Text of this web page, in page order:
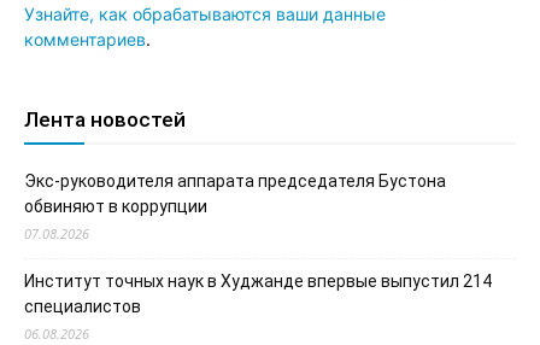
Узнайте, как обрабатываются ваши данные
комментариев.
Лента новостей
Экс-руководителя аппарата председателя Бустона
обвиняют в коррупции
07.08.2026
Институт точных наук в Худжанде впервые выпустил 214
специалистов
06.08.2026